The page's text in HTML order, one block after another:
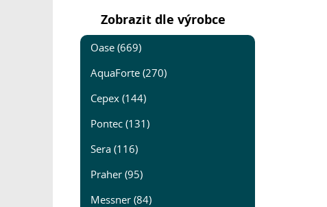
Zobrazit dle výrobce
Oase (669)
AquaForte (270)
Cepex (144)
Pontec (131)
Sera (116)
Praher (95)
Messner (84)